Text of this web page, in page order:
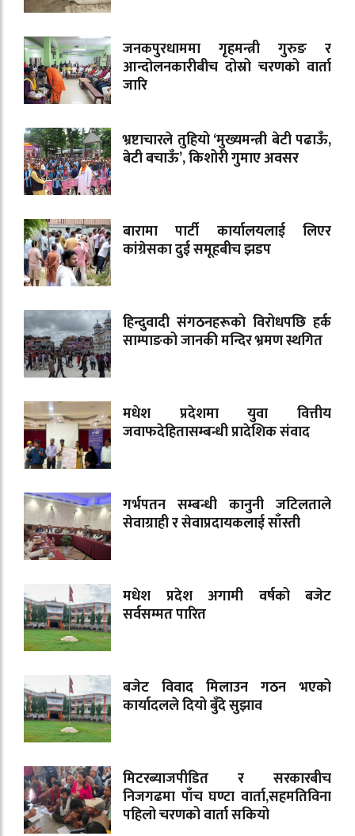
जनकपुरधाममा गृहमन्त्री गुरुङ र
आन्दोलनकारीबीच दोस्रो चरणको वार्ता
जारि
भ्रष्टाचारले तुहियो ‘मुख्यमन्त्री बेटी पढाऊँ,
बेटी बचाऊँ’, किशोरी गुमाए अवसर
बारामा पार्टी कार्यालयलाई लिएर
कांग्रेसका दुई समूहबीच झडप
हिन्दुवादी संगठनहरूको विरोधपछि हर्क
साम्पाङको जानकी मन्दिर भ्रमण स्थगित
मधेश प्रदेशमा युवा वित्तीय
जवाफदेहितासम्बन्धी प्रादेशिक संवाद
गर्भपतन सम्बन्धी कानुनी जटिलताले
सेवाग्राही र सेवाप्रदायकलाई साँस्ती
मधेश प्रदेश अगामी वर्षको बजेट
सर्वसम्मत पारित
बजेट विवाद मिलाउन गठन भएको
कार्यादलले दियो बुँदे सुझाव
मिटरब्याजपीडित र सरकारबीच
निजगढमा पाँच घण्टा वार्ता,सहमतिविना
पहिलो चरणको वार्ता सकियो